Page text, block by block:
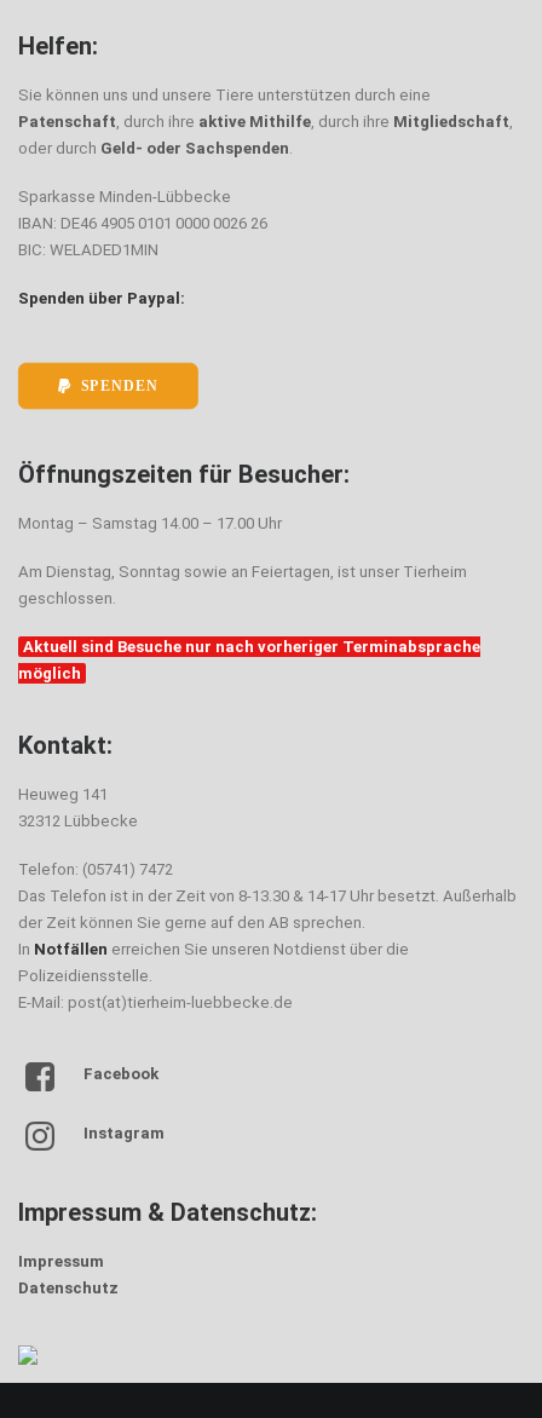
Helfen:
Sie können uns und unsere Tiere unterstützen durch eine
Patenschaft, durch ihre aktive Mithilfe, durch ihre Mitgliedschaft,
oder durch Geld- oder Sachspenden.
Sparkasse Minden-Lübbecke
IBAN: DE46 4905 0101 0000 0026 26
BIC: WELADED1MIN
Spenden über Paypal:
SPENDEN
Öffnungszeiten für Besucher:
Montag – Samstag 14.00 – 17.00 Uhr
Am Dienstag, Sonntag sowie an Feiertagen, ist unser Tierheim
geschlossen.
Aktuell sind Besuche nur nach vorheriger Terminabsprache
möglich
Kontakt:
Heuweg 141
32312 Lübbecke
Telefon: (05741) 7472
Das Telefon ist in der Zeit von 8-13.30 & 14-17 Uhr besetzt. Außerhalb
der Zeit können Sie gerne auf den AB sprechen.
In Notfällen erreichen Sie unseren Notdienst über die
Polizeidiensstelle.
E-Mail: post(at)tierheim-luebbecke.de
Facebook
Instagram
Impressum & Datenschutz:
Impressum
Datenschutz